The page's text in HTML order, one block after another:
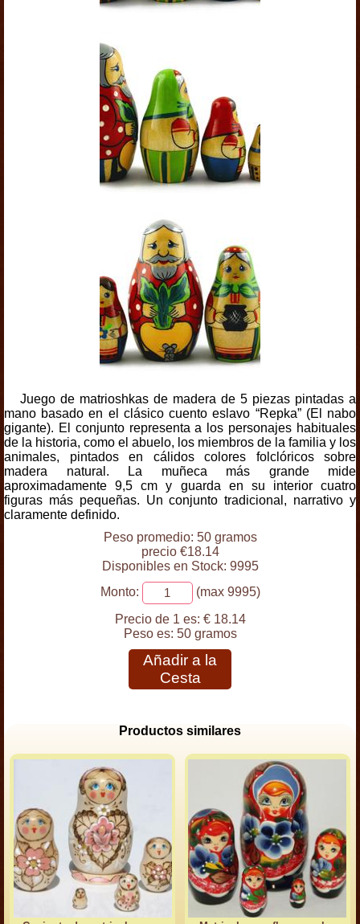
Juego de matrioshkas de madera de 5 piezas pintadas a
mano basado en el clásico cuento eslavo “Repka” (El nabo
gigante). El conjunto representa a los personajes habituales
de la historia, como el abuelo, los miembros de la familia y los
animales, pintados en cálidos colores folclóricos sobre
madera natural. La muñeca más grande mide
aproximadamente 9,5 cm y guarda en su interior cuatro
figuras más pequeñas. Un conjunto tradicional, narrativo y
claramente definido.
Peso promedio: 50 gramos
precio €18.14
Disponibles en Stock: 9995
Monto:
(max 9995)
Precio de 1 es: € 18.14
Peso es: 50 gramos
Añadir a la
Cesta
Productos similares